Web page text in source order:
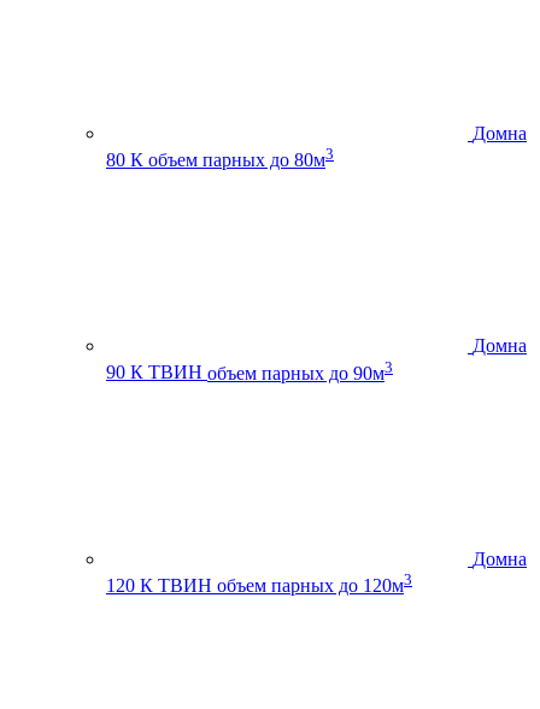
Домна
80 К объем парных до 80м3
Домна
90 К ТВИН объем парных до 90м3
Домна
120 К ТВИН объем парных до 120м3